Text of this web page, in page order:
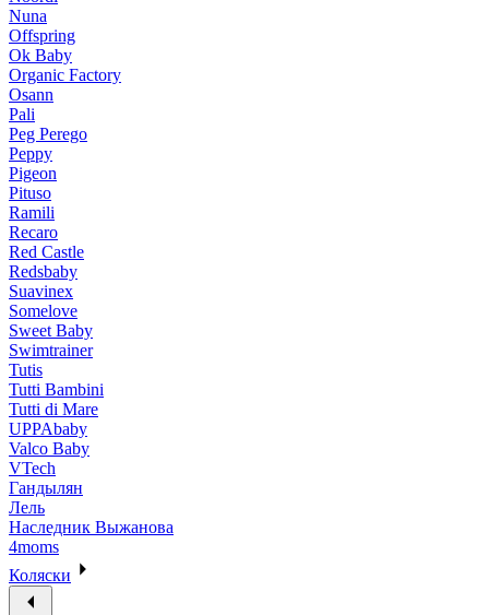
Nuna
Offspring
Ok Baby
Organic Factory
Osann
Pali
Peg Perego
Peppy
Pigeon
Pituso
Ramili
Recaro
Red Castle
Redsbaby
Suavinex
Somelove
Sweet Baby
Swimtrainer
Tutis
Tutti Bambini
Tutti di Mare
UPPAbaby
Valco Baby
VTech
Гандылян
Лель
Наследник Выжанова
4moms
Коляски